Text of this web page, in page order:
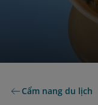
Cẩm nang du lịch